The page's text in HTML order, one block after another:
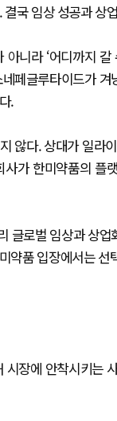
국 임상 성공과 상
아니라 ‘어디까지
페글루타이드가
.
않다. 상대가 일라
가 한미약품의
글로벌 임상과 상
약품 입장에서는 선
장에 안착시키는